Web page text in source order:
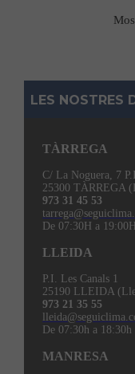
LES NOSTRES
TÀRREGA
C/ La Noguera, 7
25300 TÀRREGA
973 31 45 53
De 07:30H a 19:00H
LLEIDA
P.I. Les Canals 1
25190 LLEIDA
973 21 35 55
De 07:30h a 18:30h
MANRESA